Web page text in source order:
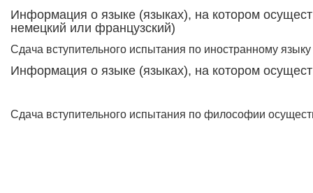
Информация о языке (языках), на котором
немецкий или французский)
Сдача вступительного испытания по иностранному
Информация о языке (языках), на котором
Сдача вступительного испытания по философии